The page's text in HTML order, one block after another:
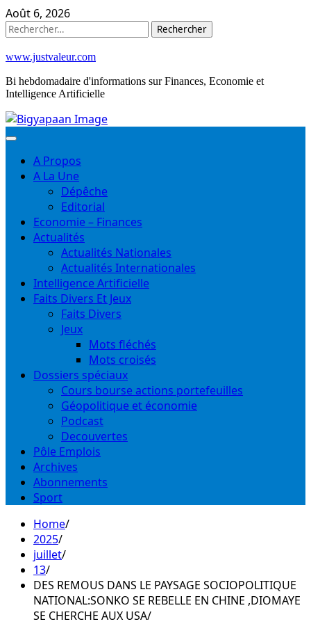
Skip
to
Août 6, 2026
Rechercher :
www.justvaleur.com
Bi hebdomadaire d'informations sur Finances, Economie et
Intelligence Artificielle
A Propos
A La Une
Dépêche
Editorial
Economie – Finances
Actualités
Actualités Nationales
Actualités Internationales
Intelligence Artificielle
Faits Divers Et Jeux
Faits Divers
Jeux
Mots fléchés
Mots croisés
Dossiers spéciaux
Cours bourse actions portefeuilles
Géopolitique et économie
Podcast
Decouvertes
Pôle Emplois
Archives
Abonnements
Sport
Home
2025
juillet
13
DES REMOUS DANS LE PAYSAGE SOCIOPOLITIQUE
NATIONAL:SONKO SE REBELLE EN CHINE ,DIOMAYE
SE CHERCHE AUX USA